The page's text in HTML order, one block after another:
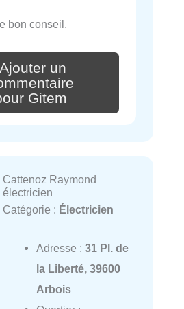
bon conseil.
Ajouter un
Gitem
Cattenoz Raymond
électricien
Catégorie : Électricien
Adresse : 31 Pl. de
la Liberté, 39600
Arbois